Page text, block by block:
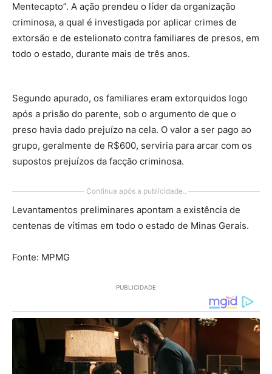
Mentecapto”. A ação prendeu o líder da organização
criminosa, a qual é investigada por aplicar crimes de
extorsão e de estelionato contra familiares de presos, em
todo o estado, durante mais de três anos.
Segundo apurado, os familiares eram extorquidos logo
após a prisão do parente, sob o argumento de que o
preso havia dado prejuízo na cela. O valor a ser pago ao
grupo, geralmente de R$600, serviria para arcar com os
supostos prejuízos da facção criminosa.
Continua após a publicidade..
Levantamentos preliminares apontam a existência de
centenas de vítimas em todo o estado de Minas Gerais.
Fonte: MPMG
PUBLICIDADE